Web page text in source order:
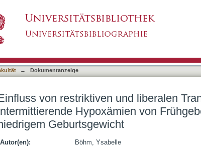
liberalen Transfusionsrichtlinien auf
Geburtsgewicht
→ Dokumentanzeige
von restriktiven und liberalen
Hypoxämien von
Geburtsgewicht
Autor(en):
Böhm, Ysabelle